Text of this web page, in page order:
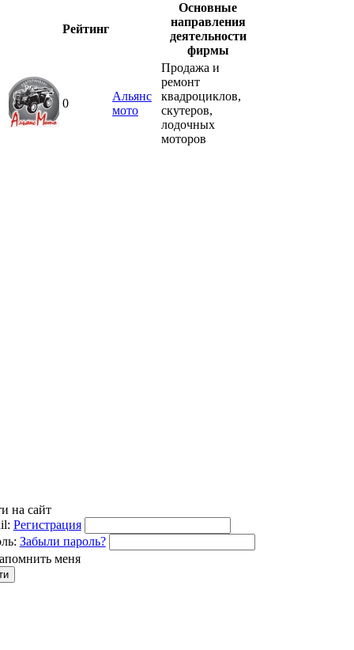
Рейтинг
Основные
направления
деятельности
фирмы
0
Альянс
мото
Продажа и
ремонт
квадроциклов,
скутеров,
лодочных
моторов
на сайт
Регистрация
Забыли пароль?
меня